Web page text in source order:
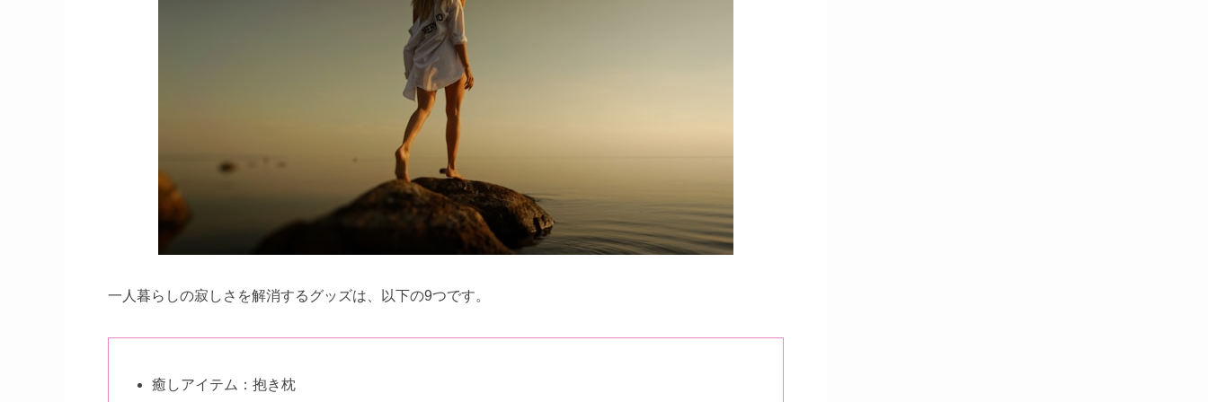
一人暮らしの寂しさを解消するグッズは、以下の9つです。
癒しアイテム：抱き枕